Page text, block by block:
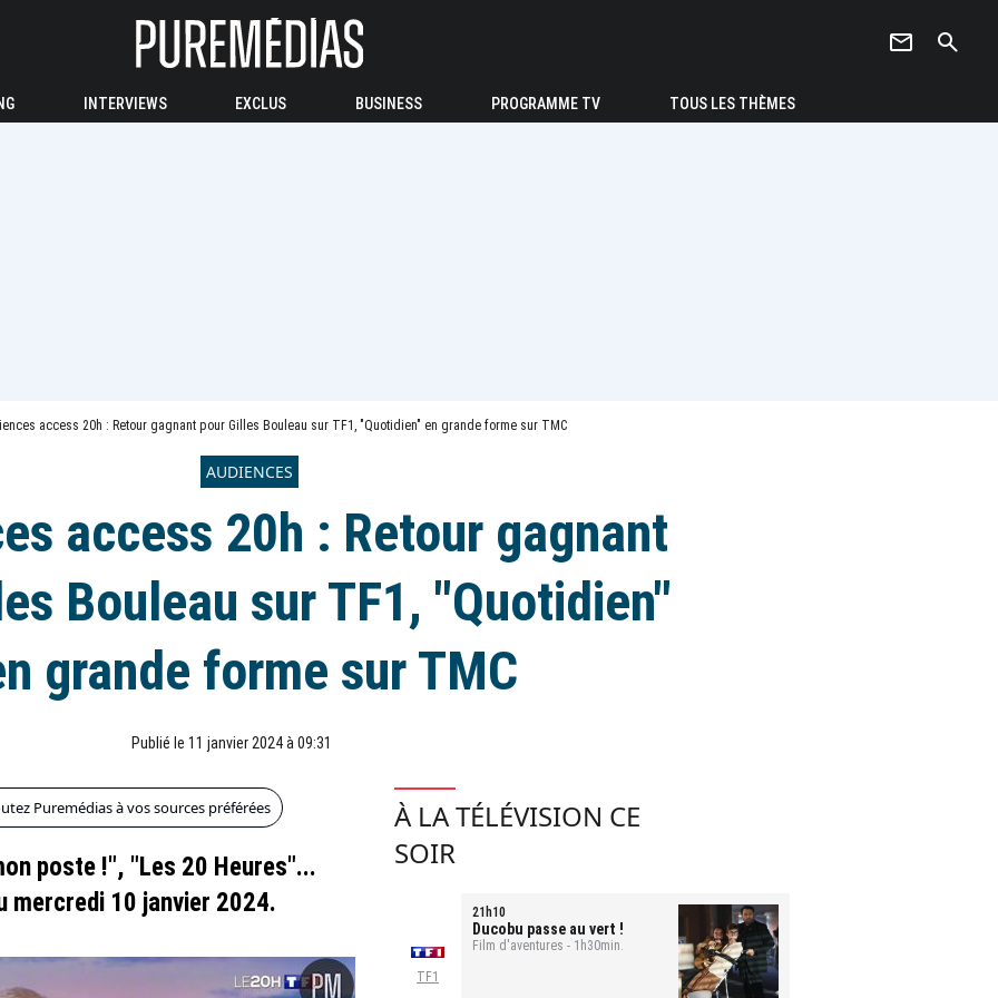
newsletter search
INTERVIEWS EXCLUS BUSINESS PROGRAMME TV TOUS LES THÈMES
access 20h : Retour gagnant pour Gilles Bouleau sur TF1, "Quotidien" en grande forme sur TMC
AUDIENCES
access 20h : Retour gagnant
Bouleau sur TF1, "Quotidien"
grande forme sur TMC
Publié le 11 janvier 2024 à 09:31
Puremédias à vos sources préférées
poste !", "Les 20 Heures"...
mercredi 10 janvier 2024.
À LA TÉLÉVISION CE
SOIR
TF1
21h10
Ducobu passe au vert !
Film d'aventures - 1h30min.